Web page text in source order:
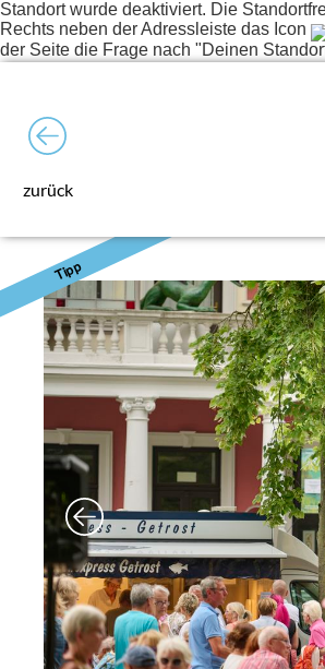
Standort wurde deaktiviert. Die
Rechts neben der Adressleiste das Icon
der Seite die Frage nach "Deinen
zurück
Tipp